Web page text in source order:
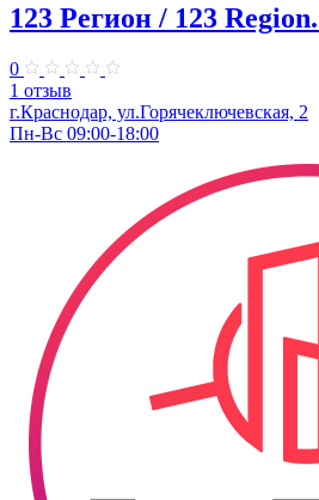
123 Регион / 123
0
1 отзыв
г.Краснодар, ул.Горячеключевская, 2
Пн-Вс 09:00-18:00